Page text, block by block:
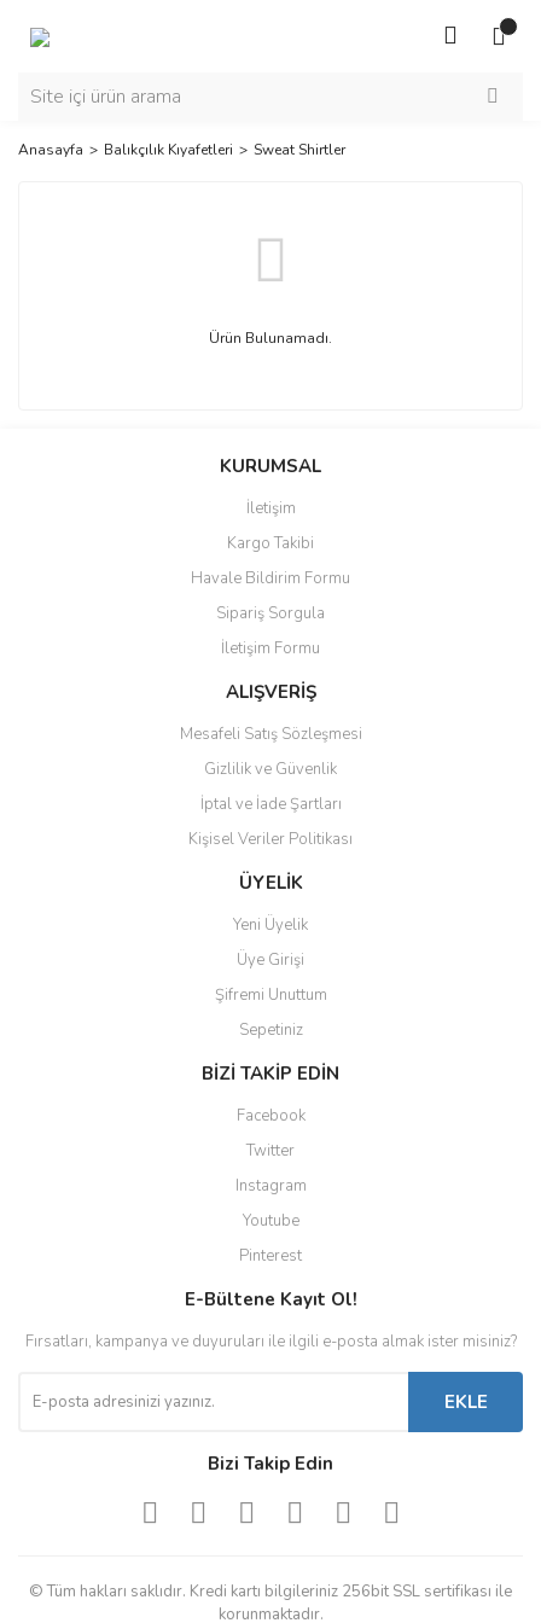
Anasayfa Balıkçılık Kıyafetleri Sweat Shirtler
Ürün Bulunamadı.
KURUMSAL
İletişim
Kargo Takibi
Havale Bildirim Formu
Sipariş Sorgula
İletişim Formu
ALIŞVERİŞ
Mesafeli Satış Sözleşmesi
Gizlilik ve Güvenlik
İptal ve İade Şartları
Kişisel Veriler Politikası
ÜYELİK
Yeni Üyelik
Üye Girişi
Şifremi Unuttum
Sepetiniz
BİZİ TAKİP EDİN
Facebook
Twitter
Instagram
Youtube
Pinterest
E-Bültene Kayıt Ol!
Fırsatları, kampanya ve duyuruları ile ilgili e-posta almak ister misiniz?
EKLE
Bizi Takip Edin
© Tüm hakları saklıdır. Kredi kartı bilgileriniz 256bit SSL sertifikası ile
korunmaktadır.